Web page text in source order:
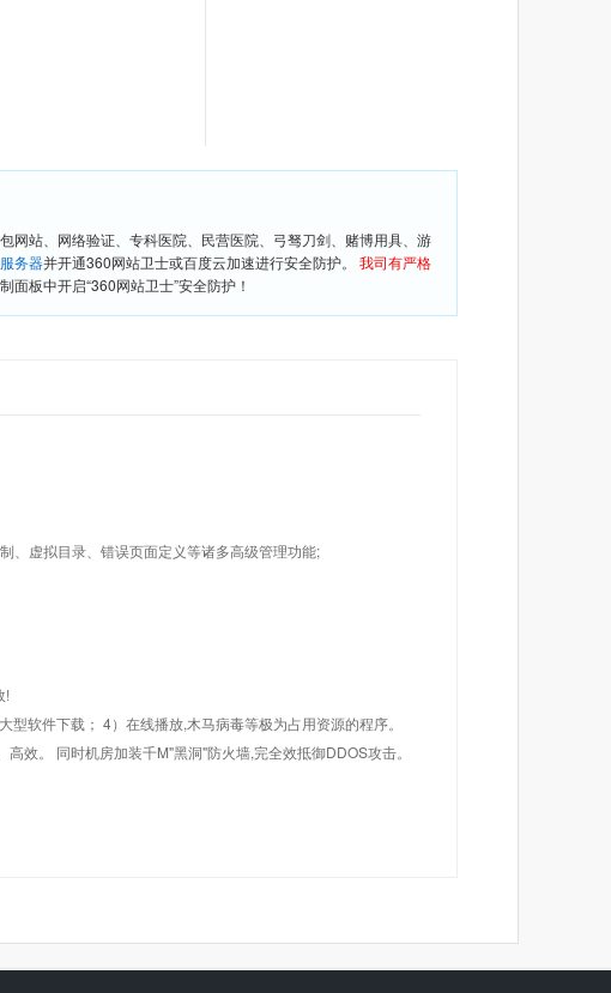
网站、网络验证、专科医院、民营医院、弓驽刀剑、赌博用具、游
务器并开通360网站卫士或百度云加速进行安全防护。 我司有严格
板中开启“360网站卫士”安全防护！
、虚拟目录、错误页面定义等诸多高级管理功能;
!
软件下载； 4）在线播放,木马病毒等极为占用资源的程序。
效。 同时机房加装千M"黑洞"防火墙,完全效抵御DDOS攻击。